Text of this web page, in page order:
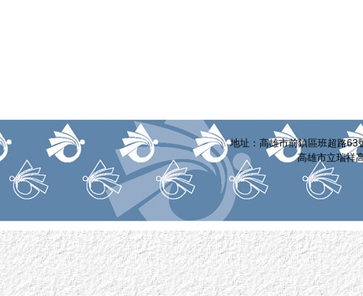
::: 地址：高雄市前鎮區班超路
高雄市立瑞祥